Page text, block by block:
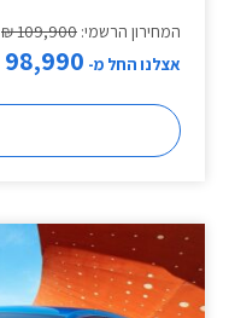
המחירון הרשמי: 109,900 ₪
אצלנו החל מ- 98,990 ₪